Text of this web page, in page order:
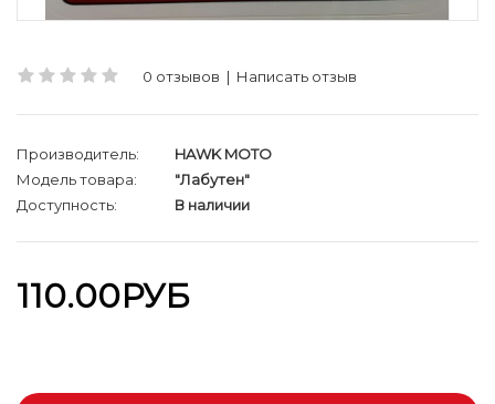
0 отзывов | Написать отзыв
Производитель:
HAWK MOTO
Модель товара:
"Лабутен"
Доступность:
В наличии
110.00РУБ